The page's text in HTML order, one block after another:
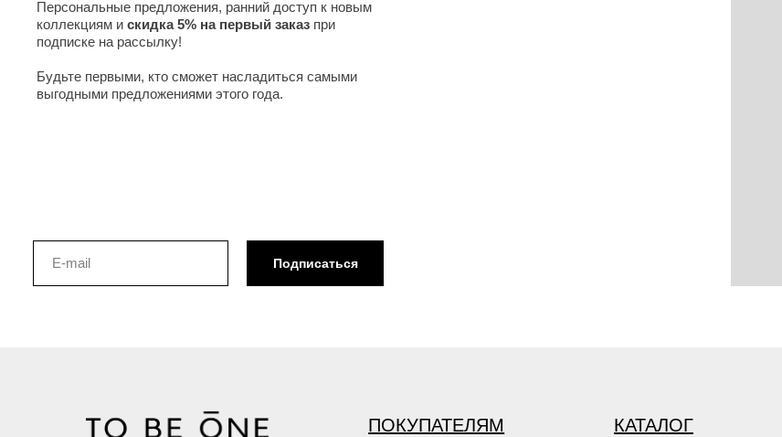
Подписаться
Персональные предложения, ранний доступ к новым
коллекциям и скидка 5% на первый заказ при
подписке на рассылку!
Будьте первыми, кто сможет насладиться самыми
выгодными предложениями этого года.
ПОКУПАТЕЛЯМ КАТАЛОГ